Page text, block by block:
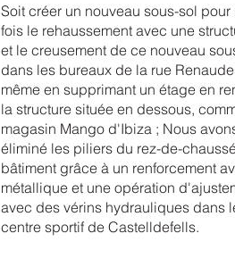
Soit créer un nouveau sous-sol pour
fois le rehaussement avec une
et le creusement de ce nouveau
dans les bureaux de la rue
même en supprimant un étage en
la structure située en dessous,
magasin Mango d'Ibiza ; Nous
éliminé les piliers du rez-de-
bâtiment grâce à un renforcement
métallique et une opération
avec des vérins hydrauliques dans
centre sportif de Castelldefells.